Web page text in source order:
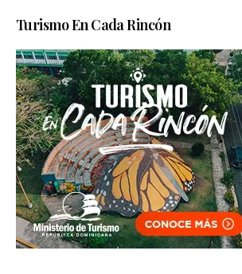
Turismo En Cada Rincón